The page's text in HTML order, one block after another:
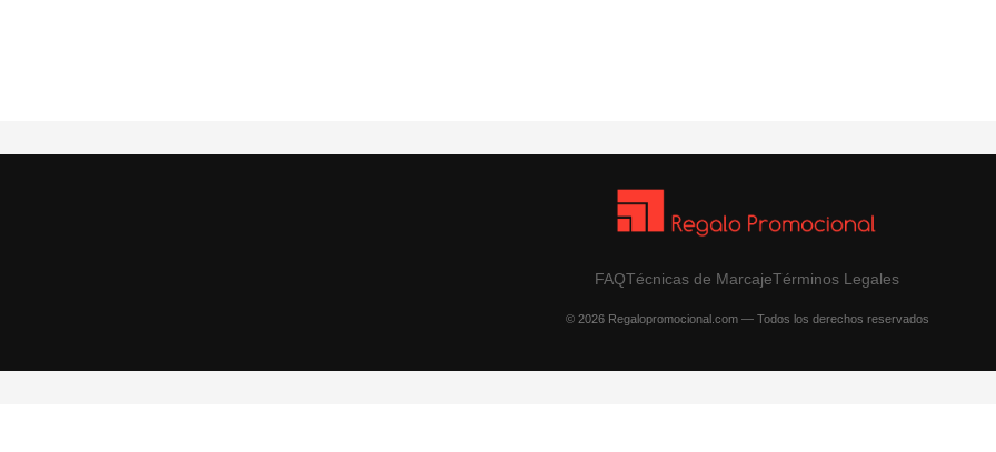
FAQTécnicas de MarcajeTérminos Legales
© 2026 Regalopromocional.com — Todos los derechos reservados